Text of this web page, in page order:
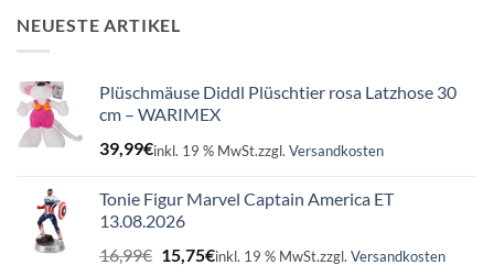
NEUESTE ARTIKEL
Plüschmäuse Diddl Plüschtier rosa Latzhose 30
cm – WARIMEX
39,99€inkl. 19 % MwSt.zzgl. Versandkosten
Tonie Figur Marvel Captain America ET
13.08.2026
16,99€ Ursprünglicher
Preis
15,75€Aktueller
inkl. 19 % MwSt.zzgl. Versandkosten